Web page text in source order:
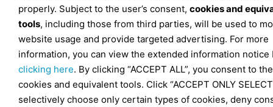
properly. Subject to the user’s consent, cookies and
tools, including those from third parties, will be used to
website usage and provide targeted advertising. For more
information, you can view the extended information notice
clicking here. By clicking “ACCEPT ALL”, you consent to
cookies and equivalent tools. Click “ACCEPT ONLY
selectively choose only certain types of cookies, deny